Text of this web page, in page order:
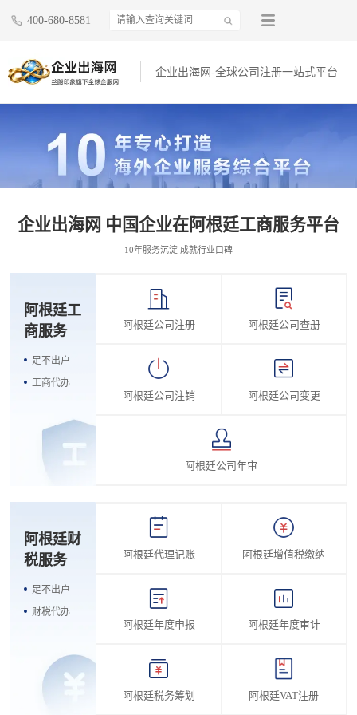
400-680-8581
企业出海网-全球公司注册一站式平台
企业出海网 中国企业在阿根廷工商服务平台
10年服务沉淀 成就行业口碑
阿根廷工
商服务
足不出户
工商代办
阿根廷公司注册 阿根廷公司查册
阿根廷公司注销 阿根廷公司变更
阿根廷公司年审
阿根廷财
税服务
足不出户
财税代办
阿根廷代理记账 阿根廷增值税缴纳
阿根廷年度申报 阿根廷年度审计
阿根廷税务筹划 阿根廷VAT注册